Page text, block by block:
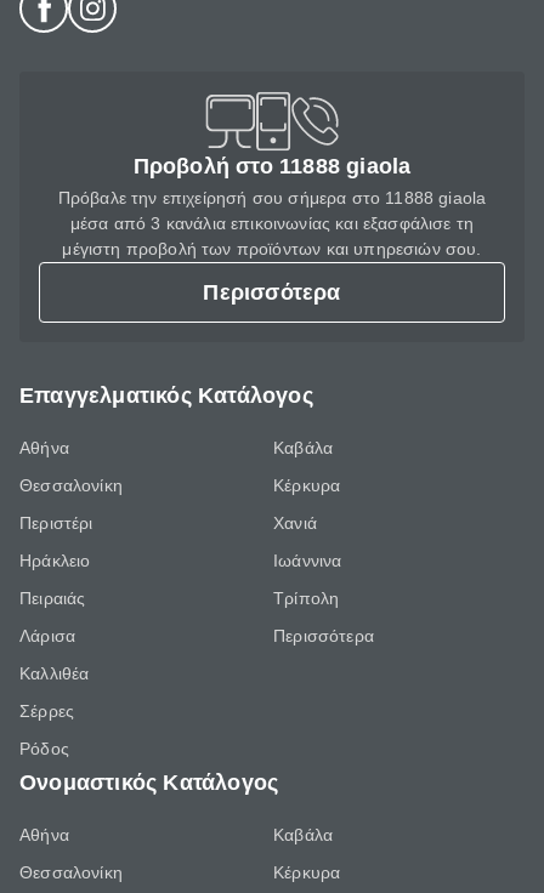
Προβολή στο 11888 giaola
Πρόβαλε την επιχείρησή σου σήμερα στο 11888 giaola
μέσα από 3 κανάλια επικοινωνίας και εξασφάλισε τη
μέγιστη προβολή των προϊόντων και υπηρεσιών σου.
Περισσότερα
Επαγγελματικός Κατάλογος
Αθήνα
Θεσσαλονίκη
Περιστέρι
Ηράκλειο
Πειραιάς
Λάρισα
Καλλιθέα
Σέρρες
Ρόδος
Καβάλα
Κέρκυρα
Χανιά
Ιωάννινα
Τρίπολη
Περισσότερα
Ονομαστικός Κατάλογος
Αθήνα
Θεσσαλονίκη
Καβάλα
Κέρκυρα